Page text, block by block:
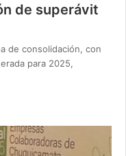
de superávit
de consolidación, con
para 2025,